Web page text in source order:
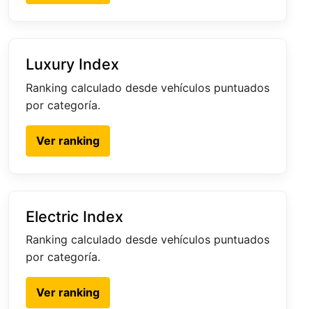
Luxury Index
Ranking calculado desde vehículos puntuados
por categoría.
Ver ranking
Electric Index
Ranking calculado desde vehículos puntuados
por categoría.
Ver ranking